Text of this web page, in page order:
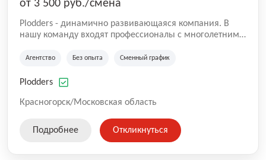
от 3 500 руб./смена
Plodders - динамично развивающаяся компания. В
нашу команду входят профессионалы с многолетним
на рынке аутсорсинга, а накопленный опыт позволяют
оказываемых услуг.
Агентство Без опыта Сменный график
Plodders
Красногорск/Московская область
Подробнее Откликнуться